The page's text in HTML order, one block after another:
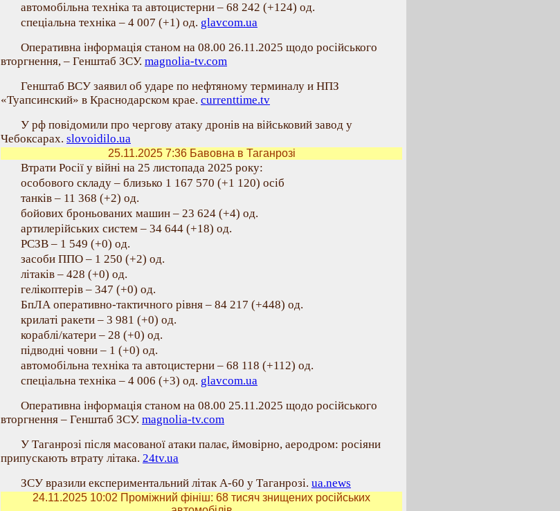
автомобільна техніка та автоцистерни – 68 242 (+124) од.
спеціальна техніка – 4 007 (+1) од. glavcom.ua
Оперативна інформація станом на 08.00 26.11.2025 щодо російського
вторгнення, – Генштаб ЗСУ. magnolia-tv.com
Генштаб ВСУ заявил об ударе по нефтяному терминалу и НПЗ
«Туапсинский» в Краснодарском крае. currenttime.tv
У рф повідомили про чергову атаку дронів на військовий завод у
Чебоксарах. slovoidilo.ua
25.11.2025 7:36Бавовна в Таганрозі
Втрати Росії у війні на 25 листопада 2025 року:
особового складу – близько 1 167 570 (+1 120) осіб
танків – 11 368 (+2) од.
бойових броньованих машин – 23 624 (+4) од.
артилерійських систем – 34 644 (+18) од.
РСЗВ – 1 549 (+0) од.
засоби ППО – 1 250 (+2) од.
літаків – 428 (+0) од.
гелікоптерів – 347 (+0) од.
БпЛА оперативно-тактичного рівня – 84 217 (+448) од.
крилаті ракети – 3 981 (+0) од.
кораблі/катери – 28 (+0) од.
підводні човни – 1 (+0) од.
автомобільна техніка та автоцистерни – 68 118 (+112) од.
спеціальна техніка – 4 006 (+3) од. glavcom.ua
Оперативна інформація станом на 08.00 25.11.2025 щодо російського
вторгнення – Генштаб ЗСУ. magnolia-tv.com
У Таганрозі після масованої атаки палає, ймовірно, аеродром: росіяни
припускають втрату літака. 24tv.ua
ЗСУ вразили експериментальний літак А-60 у Таганрозі. ua.news
24.11.2025 10:02 Проміжний фініш: 68 тисяч знищених російських